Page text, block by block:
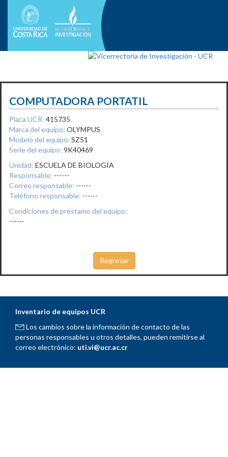
COMPUTADORA PORTATIL
Placa UCR: 415735
Marca del equipo: OLYMPUS
Modelo del equipo: SZ51
Serie del equipo: 9K40469
Unidad: ESCUELA DE BIOLOGÍA
Responsable: ------
Correo responsable: ------
Teléfono responsable: ------
Condiciones de préstamo del equipo:
------
Inventario de equipos UCR
Los cambios sobre la información de contacto de las
personas responsables u otros detalles, pueden remitirse al
correo electrónico: uti.vi@ucr.ac.cr